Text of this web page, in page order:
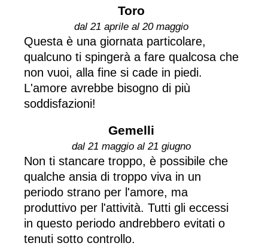
Toro
dal 21 aprile al 20 maggio
Questa è una giornata particolare,
qualcuno ti spingerà a fare qualcosa che
non vuoi, alla fine si cade in piedi.
L'amore avrebbe bisogno di più
soddisfazioni!
Gemelli
dal 21 maggio al 21 giugno
Non ti stancare troppo, è possibile che
qualche ansia di troppo viva in un
periodo strano per l'amore, ma
produttivo per l'attività. Tutti gli eccessi
in questo periodo andrebbero evitati o
tenuti sotto controllo.